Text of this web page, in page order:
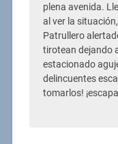
plena avenida.
al ver la
Patrullero
tirotean dejando
estacionado
delincuentes
tomarlos!